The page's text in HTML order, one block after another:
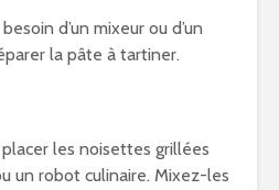
d’un mixeur ou d’un
la pâte à tartiner.
les noisettes grillées
un robot culinaire. Mixez-les